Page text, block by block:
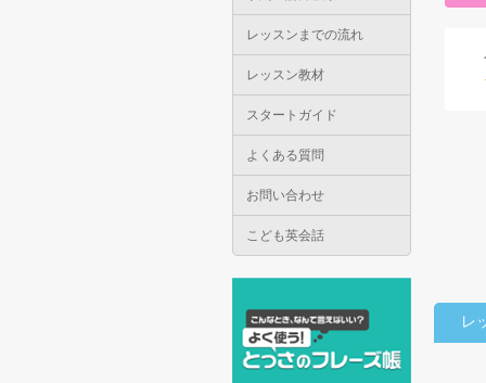
レッスンまでの流れ
レッスン教材
スタートガイド
よくある質問
お問い合わせ
こども英会話
レ